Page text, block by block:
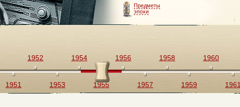
Предметы
эпохи
1951
1952
1953
1954
1955
1956
1957
1958
1959
1960
1961